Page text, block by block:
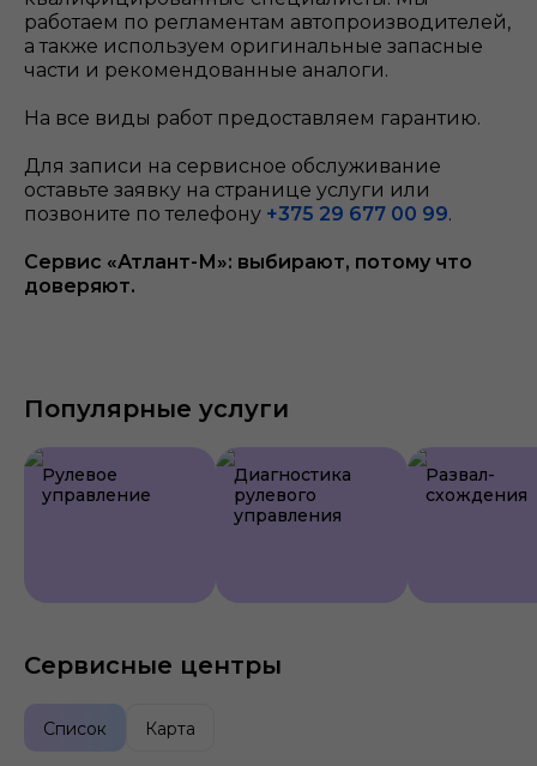
работаем по регламентам автопроизводителей,
а также используем оригинальные запасные
части и рекомендованные аналоги.
На все виды работ предоставляем гарантию.
Для записи на сервисное обслуживание
оставьте заявку на странице услуги или
позвоните по телефону +375 29 677 00 99.
Сервис «Атлант-М»: выбирают, потому что
доверяют.
Популярные услуги
Рулевое
управление
Диагностика
рулевого
управления
Развал-
схождения
Сервисные центры
Список Карта